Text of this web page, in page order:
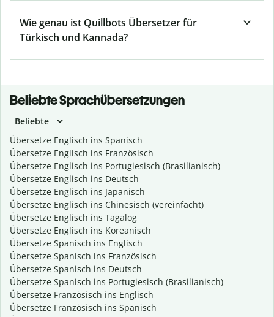
Wie genau ist Quillbots Übersetzer für
Türkisch und Kannada?
Beliebte Sprachübersetzungen
Beliebte
Übersetze Englisch ins Spanisch
Übersetze Englisch ins Französisch
Übersetze Englisch ins Portugiesisch (Brasilianisch)
Übersetze Englisch ins Deutsch
Übersetze Englisch ins Japanisch
Übersetze Englisch ins Chinesisch (vereinfacht)
Übersetze Englisch ins Tagalog
Übersetze Englisch ins Koreanisch
Übersetze Spanisch ins Englisch
Übersetze Spanisch ins Französisch
Übersetze Spanisch ins Deutsch
Übersetze Spanisch ins Portugiesisch (Brasilianisch)
Übersetze Französisch ins Englisch
Übersetze Französisch ins Spanisch